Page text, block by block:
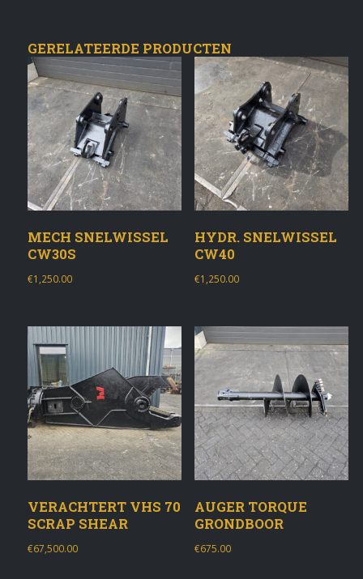
GERELATEERDE PRODUCTEN
MECH SNELWISSEL
CW30S
€1,250.00
HYDR. SNELWISSEL
CW40
€1,250.00
VERACHTERT VHS 70
SCRAP SHEAR
€67,500.00
AUGER TORQUE
GRONDBOOR
€675.00